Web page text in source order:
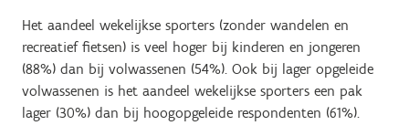
Het aandeel wekelijkse sporters (zonder wandelen en
recreatief fietsen) is veel hoger bij kinderen en jongeren
(88%) dan bij volwassenen (54%). Ook bij lager opgeleide
volwassenen is het aandeel wekelijkse sporters een pak
lager (30%) dan bij hoogopgeleide respondenten (61%).